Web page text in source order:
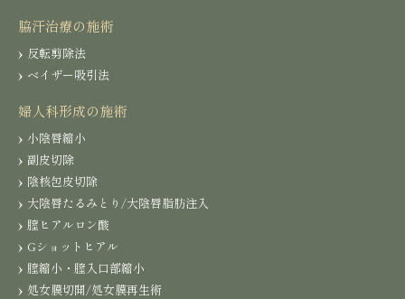
脇汗治療の施術
反転剪除法
ベイザー吸引法
婦人科形成の施術
小陰唇縮小
副皮切除
陰核包皮切除
大陰唇たるみとり/大陰唇脂肪注入
膣ヒアルロン酸
Gショットヒアル
膣縮小・膣入口部縮小
処女膜切開/処女膜再生術